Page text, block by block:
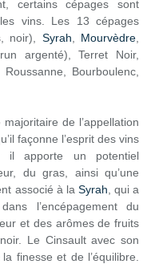
certains cépages sont
vins. Les 13 cépages
noir), Syrah Mourvèdre
argenté), Terret Noir,
Bourboulenc,
de l’appellation
façonne l’esprit des vins
il apporte un potentiel
du gras, ainsi qu’une
associé à la Syrah , qui a
l’encépagement du
et des arômes de fruits
Le Cinsault avec son
finesse et de l’équilibre.